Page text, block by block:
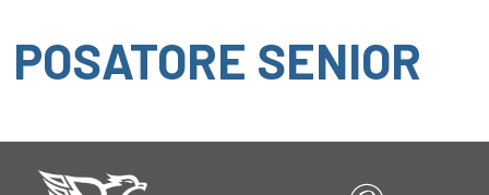
POSATORE SENIOR